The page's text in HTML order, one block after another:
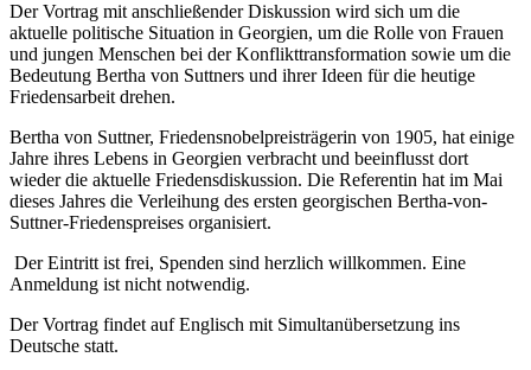
Der Vortrag mit anschließender Diskussion wird sich um die
aktuelle politische Situation in Georgien, um die Rolle von Frauen
und jungen Menschen bei der Konflikttransformation sowie um die
Bedeutung Bertha von Suttners und ihrer Ideen für die heutige
Friedensarbeit drehen.
Bertha von Suttner, Friedensnobelpreisträgerin von 1905, hat einige
Jahre ihres Lebens in Georgien verbracht und beeinflusst dort
wieder die aktuelle Friedensdiskussion. Die Referentin hat im Mai
dieses Jahres die Verleihung des ersten georgischen Bertha-von-
Suttner-Friedenspreises organisiert.
Der Eintritt ist frei, Spenden sind herzlich willkommen. Eine
Anmeldung ist nicht notwendig.
Der Vortrag findet auf Englisch mit Simultanübersetzung ins
Deutsche statt.